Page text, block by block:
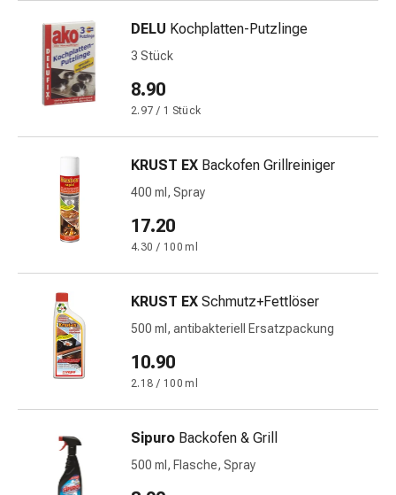
Ziehsalbe
Tupfer
Ohren
und
Ohrenbeschwerden
Ohrenpflege
Augentropfen
Augenverbände
Augenhygiene
Herz
Kreislauf
Herztherapie
Kompressions-
Strümpfe
Venenbeschwerden
Blutgerinnung
DELU Kochplatten-Putzlinge
3 Stück
8.90
2.97 / 1 Stück
KRUST EX Backofen Grillreiniger
400 ml, Spray
17.20
4.30 / 100 ml
KRUST EX Schmutz+Fettlöser
500 ml, antibakteriell Ersatzpackung
10.90
2.18 / 100 ml
Sipuro Backofen & Grill
500 ml, Flasche, Spray